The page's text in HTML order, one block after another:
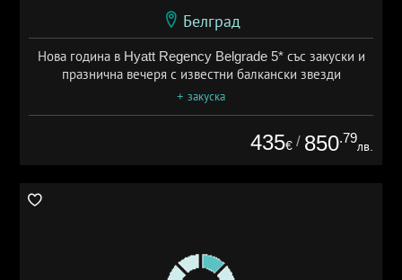
Белград
Нова година в Hyatt Regency Belgrade 5* със закуски и
празнична вечеря с известни балкански звезди
+ закуска
435€ / 850.79
лв.